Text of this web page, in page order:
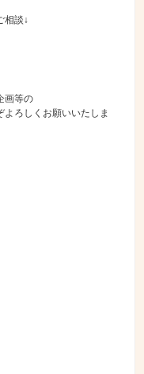
相談↓
画等の
ろしくお願いいたしま